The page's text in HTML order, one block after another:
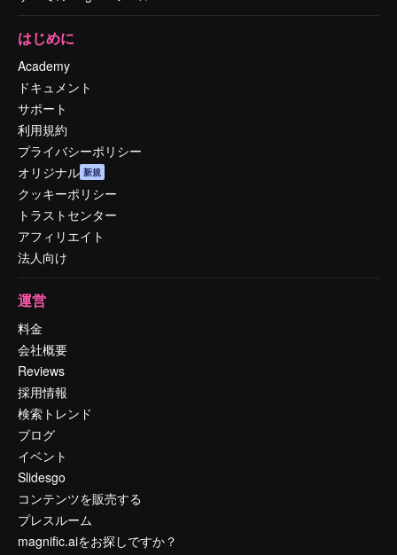
はじめに
Academy
ドキュメント
サポート
利用規約
プライバシーポリシー
オリジナル 新規
クッキーポリシー
トラストセンター
アフィリエイト
法人向け
運営
料金
会社概要
Reviews
採用情報
検索トレンド
ブログ
イベント
Slidesgo
コンテンツを販売する
プレスルーム
magnific.aiをお探しですか？